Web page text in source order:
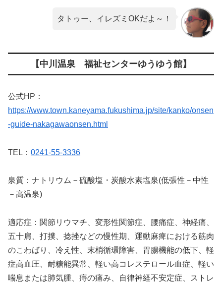
タトゥー、イレズミOKだよ～！
【中川温泉 福祉センターゆうゆう館】
公式HP：
https://www.town.kaneyama.fukushima.jp/site/kanko/onsen
-guide-nakagawaonsen.html
TEL： 0241-55-3336
泉質：ナトリウム－硫酸塩・炭酸水素塩泉(低張性－中性
－高温泉)
適応症：関節リウマチ、変形性関節症、腰痛症、神経痛、
五十肩、打撲、捻挫などの慢性期、運動麻痺における筋肉
のこわばり、冷え性、末梢循環障害、胃腸機能の低下、軽
症高血圧、耐糖能異常、軽い高コレステロール血症、軽い
喘息または肺気腫、痔の痛み、自律神経不安定症、ストレ